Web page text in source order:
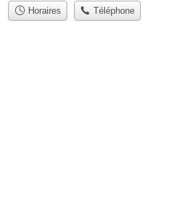
Horaires Téléphone